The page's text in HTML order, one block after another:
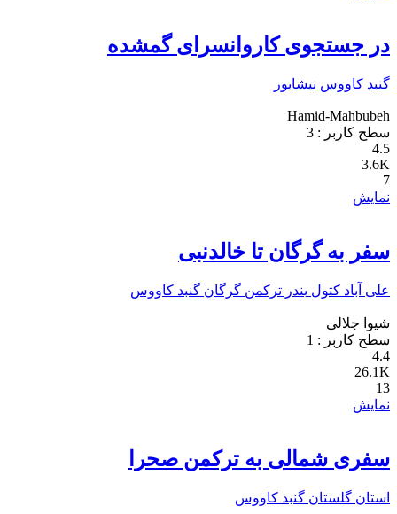
در جستجوی کاروانسرای گمشده
گنبد کاووس نیشابور
Hamid-Mahbubeh
سطح کاربر : 3
4.5
3.6K
7
نمایش
سفر به گرگان تا خالدنبی
علی آباد کتول بندر ترکمن گرگان گنبد کاووس
شیوا جلالی
سطح کاربر : 1
4.4
26.1K
13
نمایش
سفری شمالی به ترکمن صحرا
استان گلستان گنبد کاووس